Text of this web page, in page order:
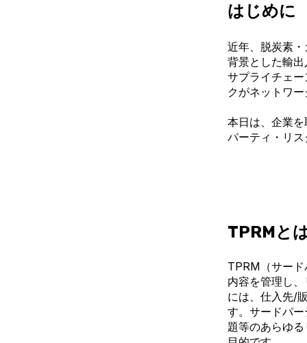
はじめに
近年、脱炭素
背景とした輸
サプライチェ
クがネットワ
本日は、企業
パーティ・リ
TPRMと
TPRM（サー
内容を管理し
には、仕入先/
す。サードパ
題等のあらゆ